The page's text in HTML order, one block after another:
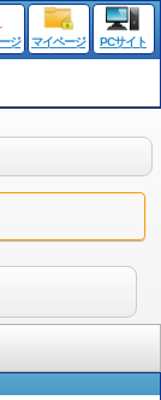
ジ マイページ PCサイト